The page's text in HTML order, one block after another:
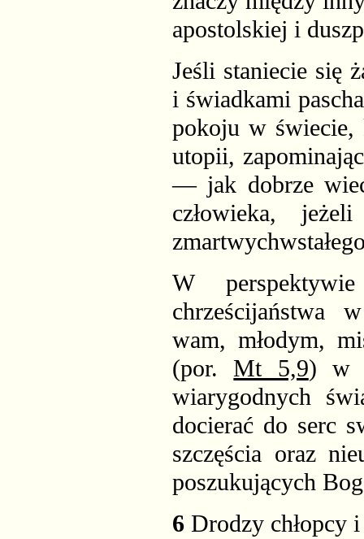
apostolskiej i
Jeśli staniecie się
i świadkami
pokoju w
utopii,
— jak dobrze
człowieka,
W
chrześcijaństwa
wam, młodym,
(por.Mt 5,9) w
wiarygodnych
docierać do serc
szczęścia oraz
poszukujących
6 Drodzy chłopcy